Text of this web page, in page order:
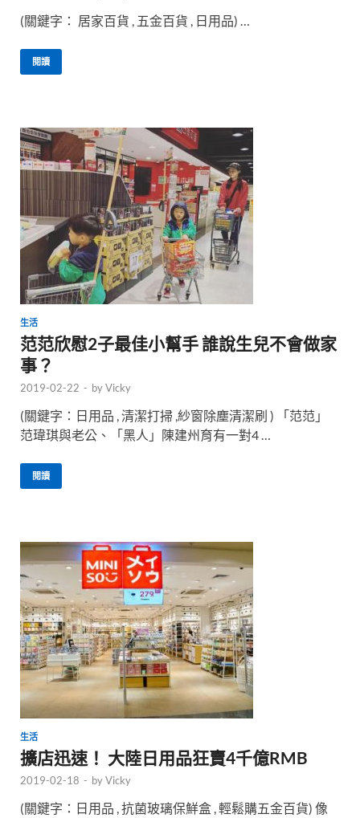
(關鍵字： 居家百貨 , 五金百貨 , 日用品) …
閱讀
生活
范范欣慰2子最佳小幫手 誰說生兒不會做家
事？
2019-02-22 - byVicky
(關鍵字：日用品 , 清潔打掃 ,紗窗除塵清潔刷 ) 「范范」
范瑋琪與老公、「黑人」陳建州育有一對4 …
閱讀
生活
擴店迅速！ 大陸日用品狂賣4千億RMB
2019-02-18 - byVicky
(關鍵字：日用品 , 抗菌玻璃保鮮盒 , 輕鬆購五金百貨) 像